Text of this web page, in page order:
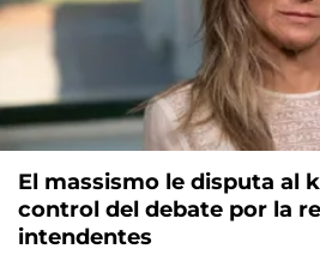
El massismo le disputa al
control del debate por la
intendentes